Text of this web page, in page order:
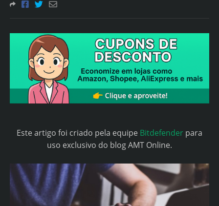
Este artigo foi criado pela equipe Bitdefender para
uso exclusivo do blog AMT Online.